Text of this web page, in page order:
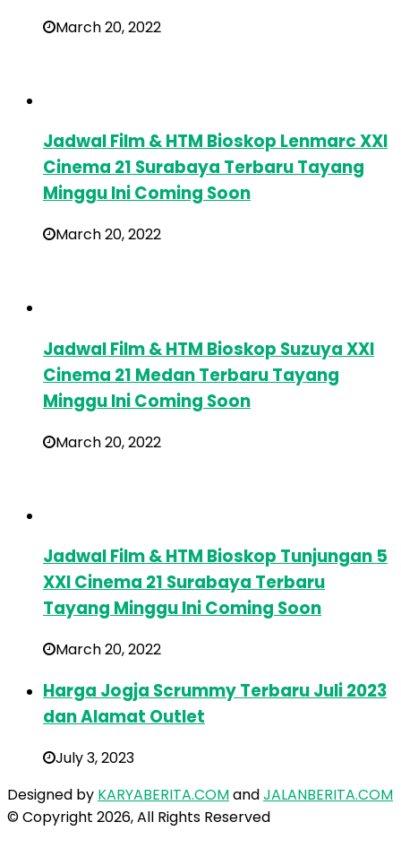
March 20, 2022
Jadwal Film & HTM Bioskop Lenmarc XXI
Cinema 21 Surabaya Terbaru Tayang
Minggu Ini Coming Soon
March 20, 2022
Jadwal Film & HTM Bioskop Suzuya XXI
Cinema 21 Medan Terbaru Tayang
Minggu Ini Coming Soon
March 20, 2022
Jadwal Film & HTM Bioskop Tunjungan 5
XXI Cinema 21 Surabaya Terbaru
Tayang Minggu Ini Coming Soon
March 20, 2022
Harga Jogja Scrummy Terbaru Juli 2023
dan Alamat Outlet
July 3, 2023
Designed by KARYABERITA.COMandJALANBERITA.COM
© Copyright 2026, All Rights Reserved